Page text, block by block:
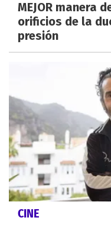
MEJOR manera
orificios de la
presión
CINE